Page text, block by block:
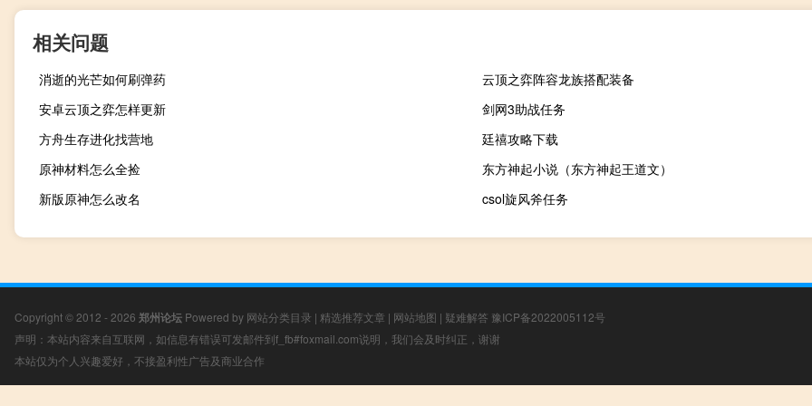
相关问题
消逝的光芒如何刷弹药
云顶之弈阵容龙族搭配装备
安卓云顶之弈怎样更新
剑网3助战任务
方舟生存进化找营地
廷禧攻略下载
原神材料怎么全捡
东方神起小说（东方神起王道文）
新版原神怎么改名
csol旋风斧任务
Copyright © 2012 - 2026 郑州论坛 Powered by 网站分类目录 | 精选推荐文章 | 网站地图 | 疑难解答 豫ICP备2022005112号
声明：本站内容来自互联网，如信息有错误可发邮件到f_fb#foxmail.com说明，我们会及时纠正，谢谢
本站仅为个人兴趣爱好，不接盈利性广告及商业合作